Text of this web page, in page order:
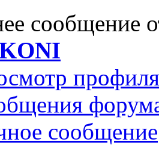
сообщение
профиля
сообщение